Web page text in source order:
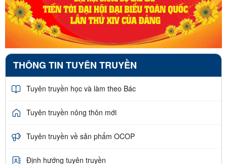
THÔNG TIN TUYÊN TRUYỀN
Tuyên truyền học và làm theo Bác
Tuyên truyền nông thôn mới
Tuyên truyền về sản phẩm OCOP
Định hướng tuyên truyền